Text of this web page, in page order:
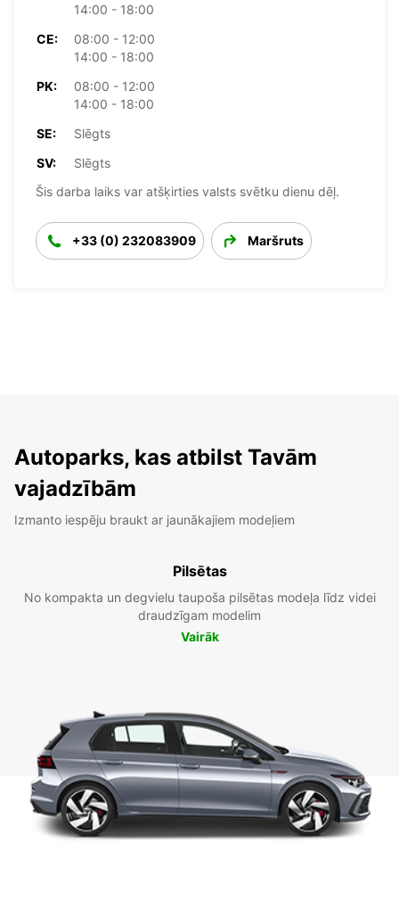
14:00 - 18:00
CE:
08:00 - 12:00
14:00 - 18:00
PK:
08:00 - 12:00
14:00 - 18:00
SE:
Slēgts
SV:
Slēgts
Šis darba laiks var atšķirties valsts svētku dienu dēļ.
+33 (0) 232083909 Maršruts
Autoparks, kas atbilst Tavām
vajadzībām
Izmanto iespēju braukt ar jaunākajiem modeļiem
Pilsētas
No kompakta un degvielu taupoša pilsētas modeļa līdz videi
draudzīgam modelim
Vairāk